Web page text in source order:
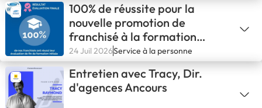
100% de réussite pour la
nouvelle promotion de
franchisé à la formation
initiale
24 Juil 2026Service à la personne
Entretien avec Tracy, Dir.
d'agences Ancours